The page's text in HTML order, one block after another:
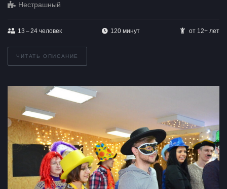
Нестрашный
13 – 24 человек 120 минут от 12+ лет
ЧИТАТЬ ОПИСАНИЕ